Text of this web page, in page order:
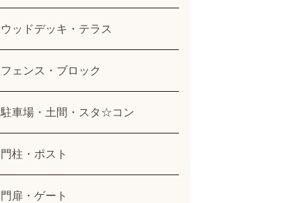
ウッドデッキ・テラス
フェンス・ブロック
駐車場・土間・スタ☆コン
門柱・ポスト
門扉・ゲート